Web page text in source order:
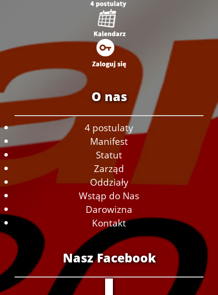
O nas
4 postulaty
Manifest
Statut
Zarząd
Oddziały
Wstąp do Nas
Darowizna
Kontakt
Nasz Facebook